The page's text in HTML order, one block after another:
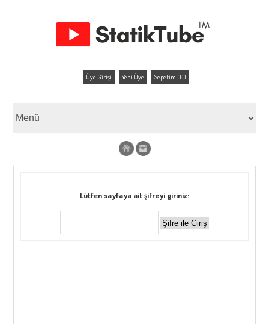
Üye Girişi Yeni Üye Sepetim (0)
Lütfen sayfaya ait şifreyi giriniz: